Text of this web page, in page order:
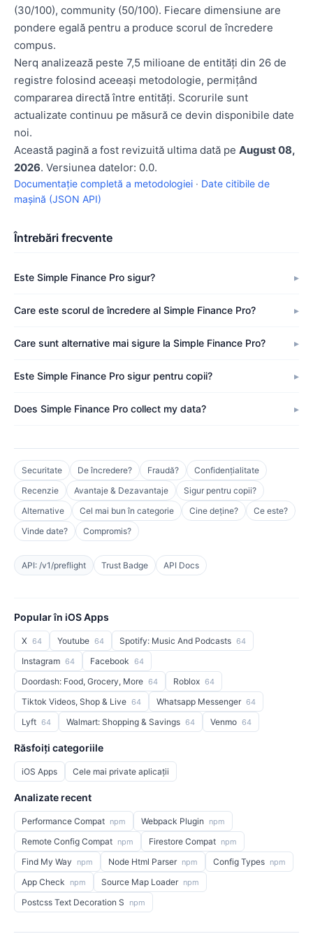
(30/100), community (50/100). Fiecare dimensiune are
pondere egală pentru a produce scorul de încredere
compus.
Nerq analizează peste 7,5 milioane de entități din 26 de
registre folosind aceeași metodologie, permițând
compararea directă între entități. Scorurile sunt
actualizate continuu pe măsură ce devin disponibile date
noi.
Această pagină a fost revizuită ultima dată pe August 08,
2026. Versiunea datelor: 0.0.
Documentație completă a metodologiei · Date citibile de
mașină (JSON API)
Întrebări frecvente
Este Simple Finance Pro sigur?
Care este scorul de încredere al Simple Finance Pro?
Care sunt alternative mai sigure la Simple Finance Pro?
Este Simple Finance Pro sigur pentru copii?
Does Simple Finance Pro collect my data?
Securitate De încredere? Fraudă?
Confidențialitate
Recenzie
Avantaje & Dezavantaje
Sigur pentru copii?
Alternative
Cel mai bun în categorie Cine deține?
Ce este?
Vinde date?
Compromis?
API: /v1/preflight Trust Badge API Docs
Popular în iOS Apps
X 64 Youtube 64 Spotify: Music And Podcasts 64
Instagram 64 Facebook 64
Doordash: Food, Grocery, More 64 Roblox 64
Tiktok Videos, Shop & Live 64 Whatsapp Messenger 64
Lyft 64 Walmart: Shopping & Savings 64 Venmo 64
Răsfoiți categoriile
iOS Apps Cele mai private aplicații
Analizate recent
Performance Compat npm Webpack Plugin npm
Remote Config Compat npm Firestore Compat npm
Find My Way npm Node Html Parser npm Config Types npm
App Check npm Source Map Loader npm
Postcss Text Decoration S npm